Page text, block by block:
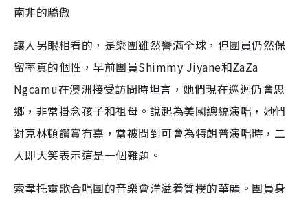
南非的驕傲
讓人另眼相看的，是樂團雖然譽滿全球，但團員仍然保
留率真的個性，早前團員Shimmy Jiyane和ZaZa
Ngcamu在澳洲接受訪問時坦言，她們現在巡迴仍會思
鄉，非常掛念孩子和祖母。說起為美國總統演唱，她們
對克林頓讚賞有嘉，當被問到可會為特朗普演唱時，二
人即大笑表示這是一個難題。
索韋托靈歌合唱團的音樂會洋溢着質樸的華麗。團員身